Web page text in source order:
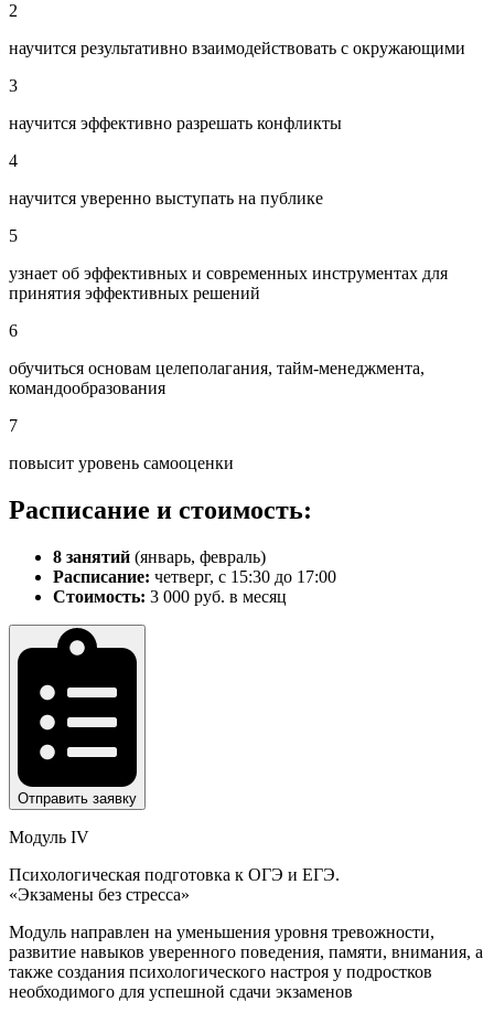
2
научится результативно взаимодействовать с окружающими
3
научится эффективно разрешать конфликты
4
научится уверенно выступать на публике
5
узнает об эффективных и современных инструментах для
принятия эффективных решений
6
обучиться основам целеполагания, тайм-менеджмента,
командообразования
7
повысит уровень самооценки
Расписание и стоимость:
8 занятий (январь, февраль)
Расписание: четверг, с 15:30 до 17:00
Стоимость: 3 000 руб. в месяц
Отправить заявку
Модуль IV
Психологическая подготовка к ОГЭ и ЕГЭ.
«Экзамены без стресса»
Модуль направлен на уменьшения уровня тревожности,
развитие навыков уверенного поведения, памяти, внимания, а
также создания психологического настроя у подростков
необходимого для успешной сдачи экзаменов